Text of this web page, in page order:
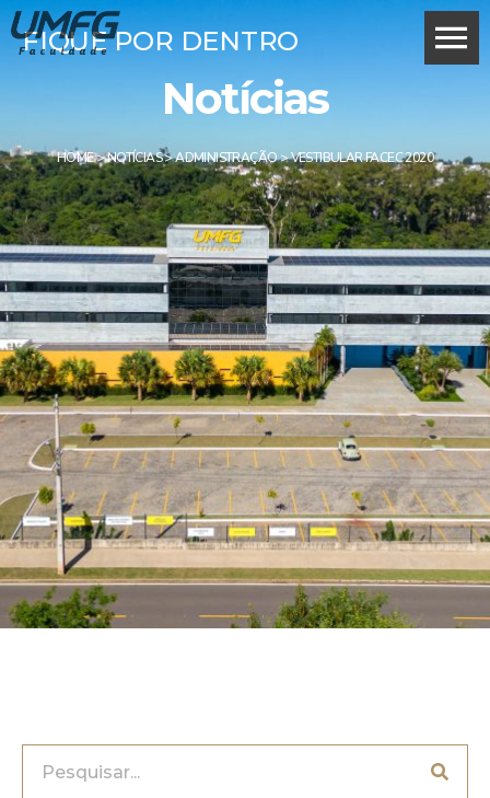
FIQUE POR DENTRO
Notícias
HOME>NOTÍCIAS>ADMINISTRAÇÃO>VESTIBULAR FACEC 2020